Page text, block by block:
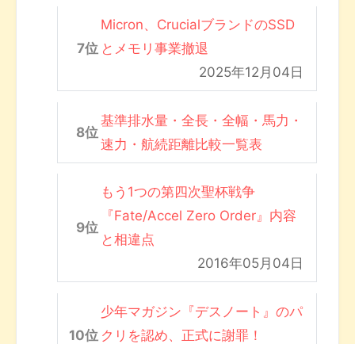
Micron、CrucialブランドのSSD
とメモリ事業撤退
2025年12月04日
基準排水量・全長・全幅・馬力・
速力・航続距離比較一覧表
もう1つの第四次聖杯戦争
『Fate/Accel Zero Order』内容
と相違点
2016年05月04日
少年マガジン『デスノート』のパ
クリを認め、正式に謝罪！